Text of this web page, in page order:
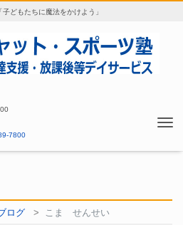
どもたちに魔法をかけよう」
7800
ログ こま せんせい